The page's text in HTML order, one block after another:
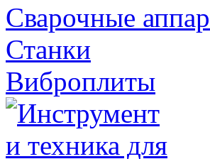
Сварочные
Станки
Виброплиты